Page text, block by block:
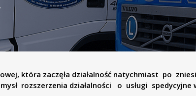
która zaczęła działalność natychmiast po
rozszerzenia działalności o usługi